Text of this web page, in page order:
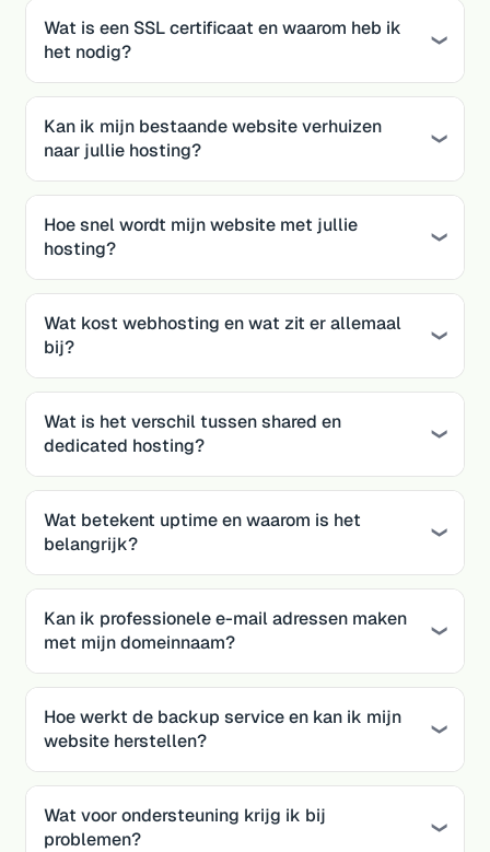
Wat is een SSL certificaat en waarom heb ik
het nodig?
Kan ik mijn bestaande website verhuizen
naar jullie hosting?
Hoe snel wordt mijn website met jullie
hosting?
Wat kost webhosting en wat zit er allemaal
bij?
Wat is het verschil tussen shared en
dedicated hosting?
Wat betekent uptime en waarom is het
belangrijk?
Kan ik professionele e-mail adressen maken
met mijn domeinnaam?
Hoe werkt de backup service en kan ik mijn
website herstellen?
Wat voor ondersteuning krijg ik bij
problemen?